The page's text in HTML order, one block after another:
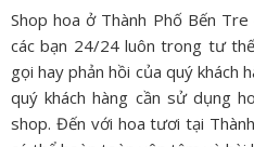
Shop hoa ở Thành Phố Bến
các bạn 24/24 luôn trong tư
gọi hay phản hồi của quý khách
quý khách hàng cần sử dụng
shop. Đến với hoa tươi tại